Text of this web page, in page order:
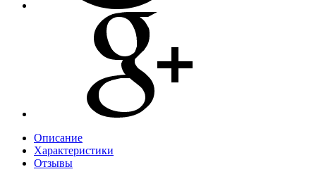
Описание
Характеристики
Отзывы